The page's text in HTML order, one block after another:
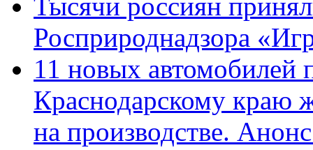
Росприроднадзора
11 новых автомобилей
Краснодарскому краю
на производстве.